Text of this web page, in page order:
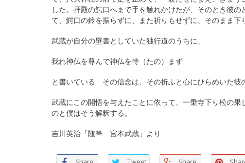
した。拝殿の鰐口へまで手を触れかけたが、そのとき彼
て、鰐口の鈴を振らずに、また祈りもせずに、そのまま下
武蔵が自分の壁書としていた独行道のうちに、
我れ神仏を尊んで神仏を恃（たの）まず
と書いている その信念は、その折ふと心にひらめいた彼
武蔵にこの開悟を与えたことに依って、一乗寺下り松の
のと僕はそう解釈する。
吉川英治「随筆 宮本武蔵」より